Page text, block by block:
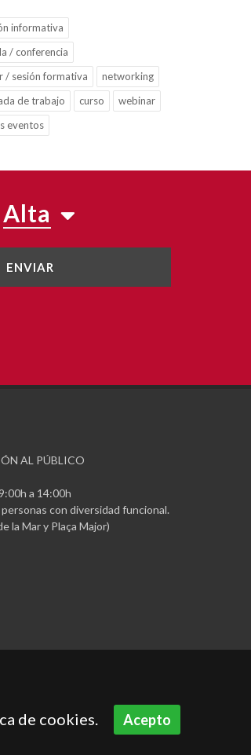
informativa
/ conferencia
/ sesión formativa
networking
de trabajo
curso
webinar
eventos
Alta
ENVIAR
AL PÚBLICO
a 14:00h
con diversidad funcional.
la Mar y Plaça Major)
de cookies. Acepto